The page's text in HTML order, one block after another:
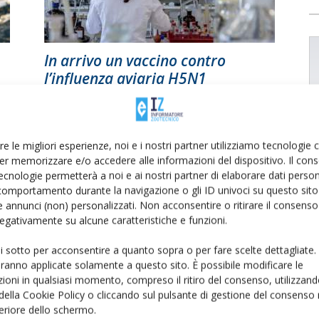
le migliori esperienze, noi e i nostri partner utilizziamo tecnologie
memorizzare e/o accedere alle informazioni del dispositivo. Il
permetterà a noi e ai nostri partner di elaborare dati
durante la navigazione o gli ID univoci su questo
annunci (non) personalizzati. Non acconsentire o ritirare il
su alcune caratteristiche e funzioni.
sotto per acconsentire a quanto sopra o per fare scelte dettagliate.
applicate solamente a questo sito. È possibile modificare le
in qualsiasi momento, compreso il ritiro del consenso,
Cookie Policy o cliccando sul pulsante di gestione del consenso
dello schermo.
In arrivo un vaccino contro
l’influenza aviaria H5N1
28 Maggio 2024